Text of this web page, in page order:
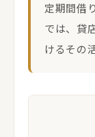
定期間借
では、貸
けるその